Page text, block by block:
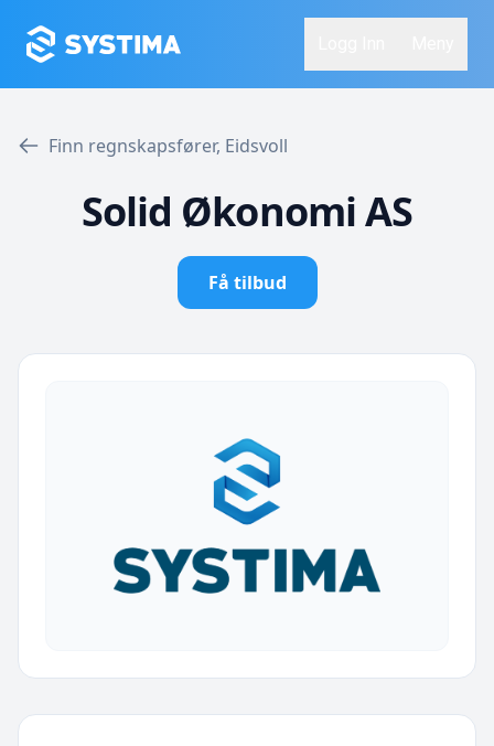
Finn regnskapsfører, Eidsvoll
Solid Økonomi AS
Få tilbud